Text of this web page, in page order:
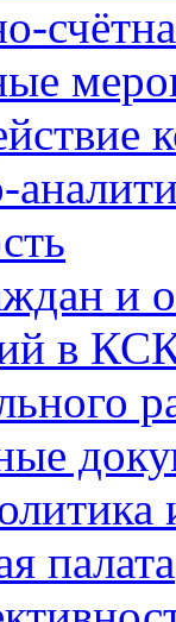
и
в
палата